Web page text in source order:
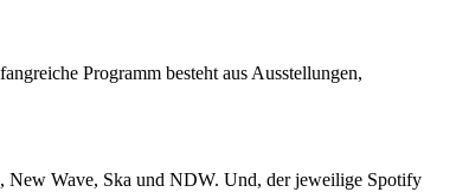
Programm besteht aus Ausstellungen,
New Wave, Ska und NDW. Und, der jeweilige Spotify